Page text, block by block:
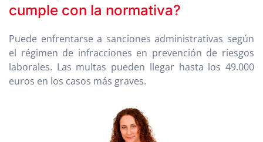
cumple con la normativa?
Puede enfrentarse a sanciones administrativas según
el régimen de infracciones en prevención de riesgos
laborales. Las multas pueden llegar hasta los 49.000
euros en los casos más graves.